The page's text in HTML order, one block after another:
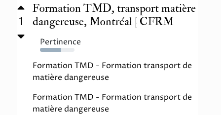
1
Formation TMD, transport matière
dangereuse, Montréal | CFRM
Pertinence
61%
Formation TMD - Formation transport de
matière dangereuse
Formation TMD - Formation transport de
matière dangereuse